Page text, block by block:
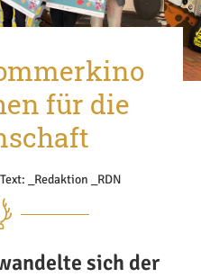
für die
_Redaktion _RDN
sich der